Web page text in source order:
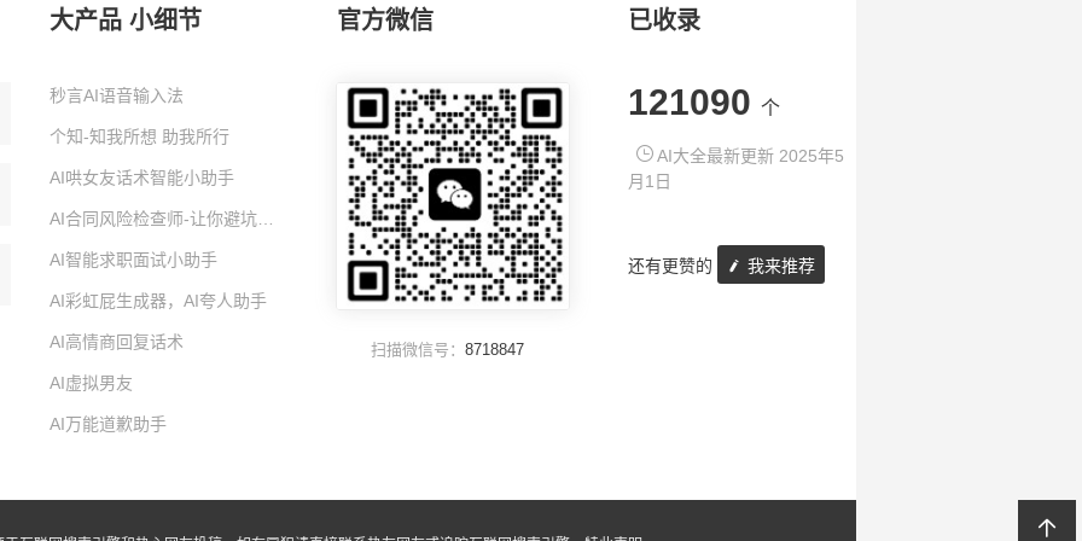
大产品 小细节
秒言AI语音输入法
个知-知我所想 助我所行
AI哄女友话术智能小助手
AI智能求职面试小助手
AI彩虹屁生成器，AI夸人助手
AI高情商回复话术
AI虚拟男友
AI万能道歉助手
官方微信
扫描微信号： 8718847
已收录
121090 个
AI大全最新更新 2025年5
月1日
还有更赞的 我来推荐